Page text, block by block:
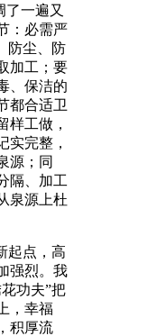
一遍又
：必需严
防尘、防
加工；要
、保洁的
都合适卫
样工做，
实完整，
源；同
隔、加工
泉源上杜
点，高
强烈。我
功夫”把
，幸福
积厚流